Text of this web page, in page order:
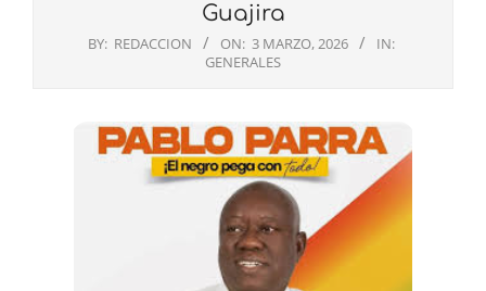
Guajira
BY: REDACCION ON: 3 MARZO, 2026
IN:
GENERALES